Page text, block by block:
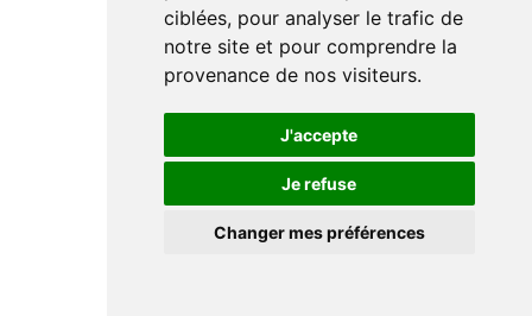
ciblées, pour analyser le trafic de
notre site et pour comprendre la
provenance de nos visiteurs.
J'accepte
Je refuse
Changer mes préférences